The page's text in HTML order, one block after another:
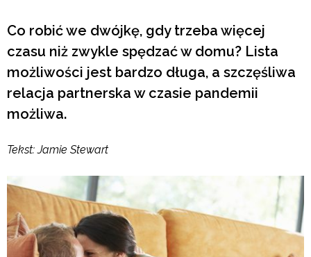
Co robić we dwójkę, gdy trzeba więcej
czasu niż zwykle spędzać w domu? Lista
możliwości jest bardzo długa, a szczęśliwa
relacja partnerska w czasie pandemii
możliwa.
Tekst: Jamie Stewart